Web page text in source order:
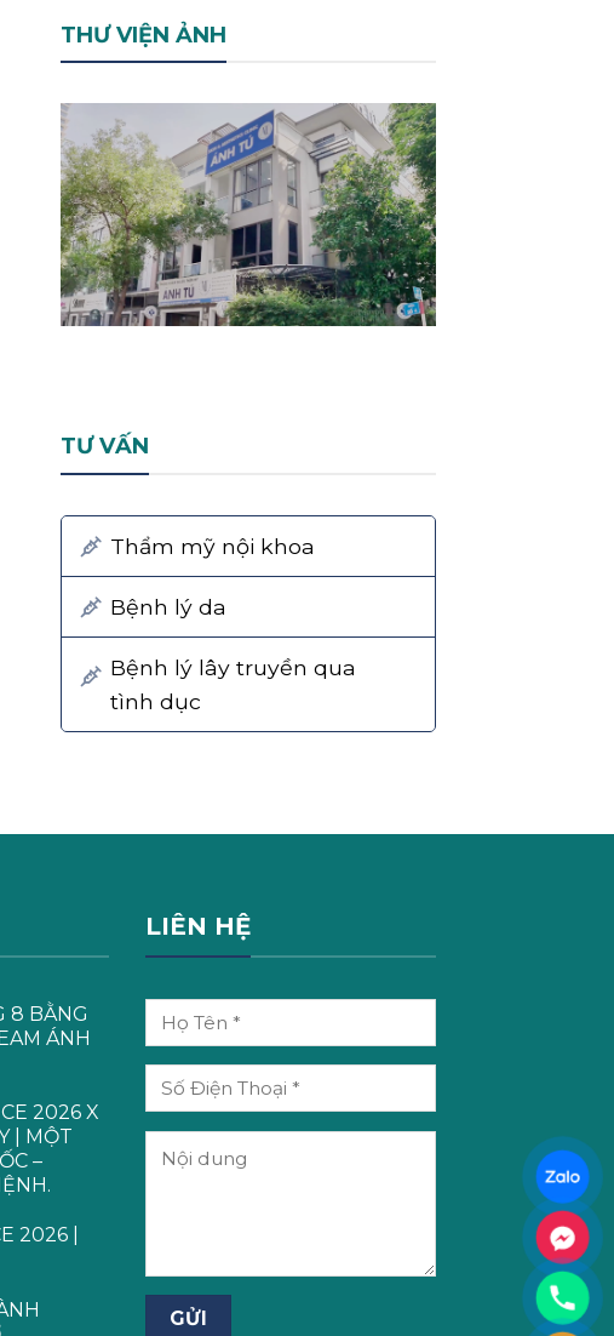
THƯ VIỆN ẢNH
TƯ VẤN
Thẩm mỹ nội khoa
Bệnh lý da
Bệnh lý lây truyền qua
tình dục
8 BẰNG
ÁNH
2026 X
| MỘT
–
2026 |
LIÊN HỆ